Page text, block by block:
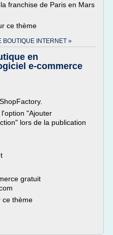
franchise de Paris en Mars
ce thème
BOUTIQUE INTERNET »
en
e-commerce
"Ajouter
lors de la publication
gratuit
ce thème